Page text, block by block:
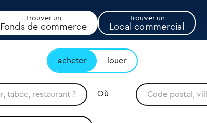
Trouver un
Fonds de commerce
Trouver un
Local commercial
acheter louer
Où